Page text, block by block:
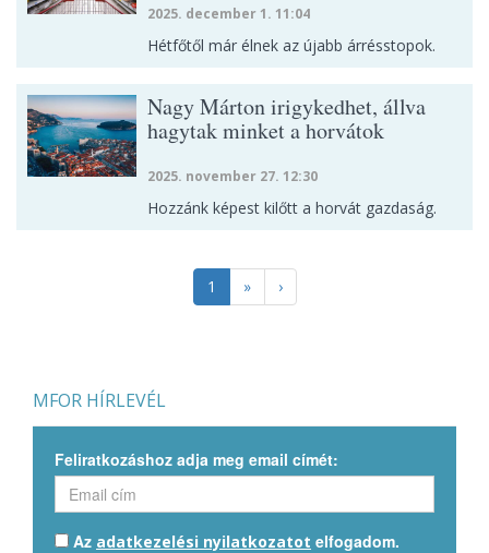
2025. december 1. 11:04
Hétfőtől már élnek az újabb árrésstopok.
Nagy Márton irigykedhet, állva
hagytak minket a horvátok
2025. november 27. 12:30
Hozzánk képest kilőtt a horvát gazdaság.
1 » ›
MFOR HÍRLEVÉL
Feliratkozáshoz adja meg email címét:
Az adatkezelési nyilatkozatot elfogadom.